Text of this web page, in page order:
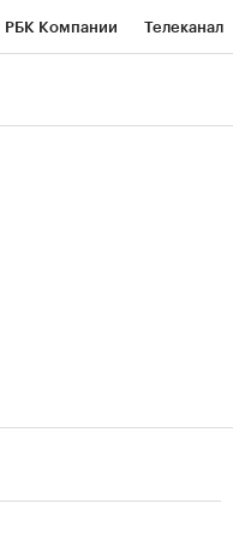
РБК Компании Телеканал